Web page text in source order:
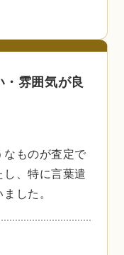
雰囲気が良
ものが査定で
、特に言葉遣
した。